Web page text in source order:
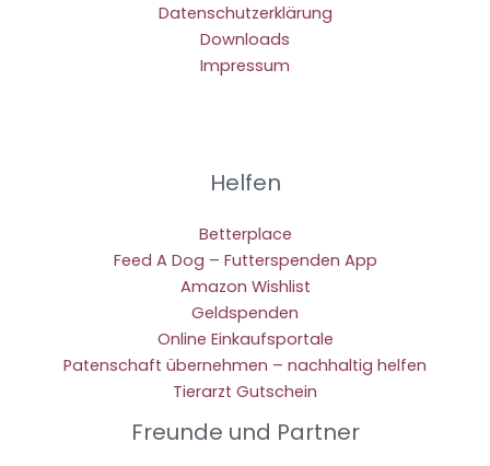
Datenschutzerklärung
Downloads
Impressum
Helfen
Betterplace
Feed A Dog – Futterspenden App
Amazon Wishlist
Geldspenden
Online Einkaufsportale
Patenschaft übernehmen – nachhaltig helfen
Tierarzt Gutschein
Freunde und Partner